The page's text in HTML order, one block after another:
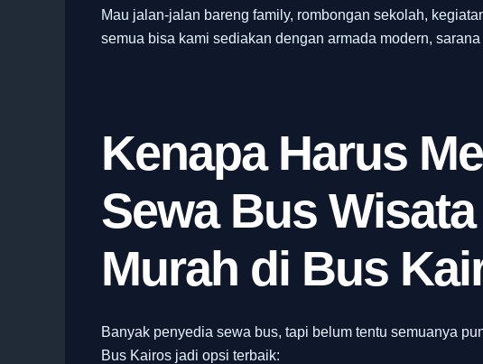
Mau jalan-jalan bareng family, rombongan sekolah,
semua bisa kami sediakan dengan armada modern,
Kenapa Harus
Sewa Bus
Murah di Bus
Banyak penyedia sewa bus, tapi belum tentu semuanya
Bus Kairos jadi opsi terbaik: